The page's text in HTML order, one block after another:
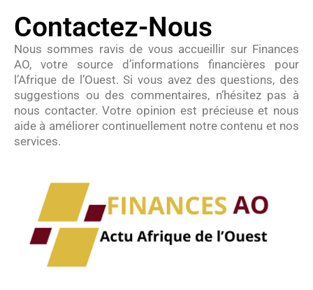
Contactez-Nous
Nous sommes ravis de vous accueillir sur Finances
AO, votre source d’informations financières pour
l’Afrique de l’Ouest. Si vous avez des questions, des
suggestions ou des commentaires, n’hésitez pas à
nous contacter. Votre opinion est précieuse et nous
aide à améliorer continuellement notre contenu et nos
services.